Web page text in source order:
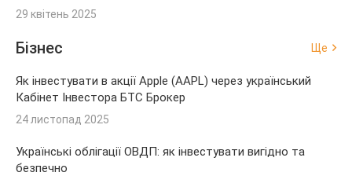
29 квітень 2025
Бізнес Ще
Як інвестувати в акції Apple (AAPL) через український
Кабінет Інвестора БТС Брокер
24 листопад 2025
Українські облігації ОВДП: як інвестувати вигідно та
безпечно